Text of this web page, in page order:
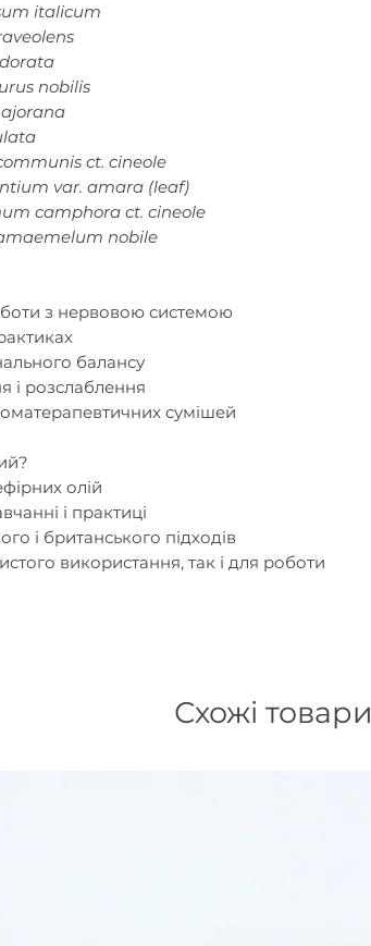
italicum
nobilis
ct. cineole
var. amara (leaf)
camphora ct. cineole
nobile
з нервовою системою
балансу
і розслаблення
сумішей
олій
і практиці
і британського підходів
використання, так і для роботи
Схожі товари